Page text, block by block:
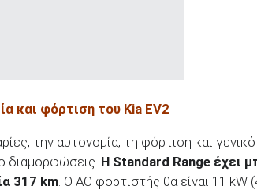
και φόρτιση του Kia EV2
την αυτονομία, τη φόρτιση και
διαμορφώσεις. Η Standard Range έχει
317 km . Ο AC φορτιστής θα είναι 11